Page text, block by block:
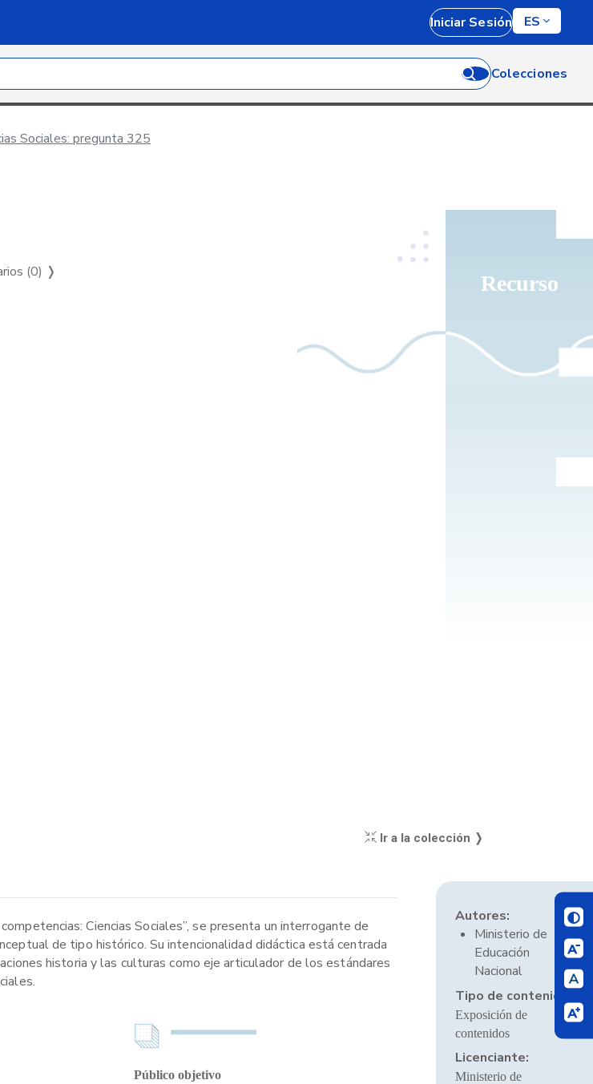
Iniciar Sesión ES
Colecciones
Sociales: pregunta 325
Recurso
(0) ❭
Ir a la colección ❭
Ciencias Sociales”, se presenta un interrogante de
de tipo histórico. Su intencionalidad didáctica está centrada
historia y las culturas como eje articulador de los estándares
Público objetivo
Autores:
Ministerio de
Educación
Nacional
Tipo de contenido:
Exposición de
contenidos
Licenciante:
Ministerio de